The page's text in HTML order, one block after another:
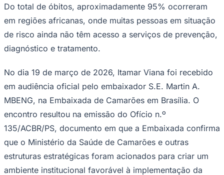
Do total de óbitos, aproximadamente 95% ocorreram
em regiões africanas, onde muitas pessoas em situação
de risco ainda não têm acesso a serviços de prevenção,
diagnóstico e tratamento.
No dia 19 de março de 2026, Itamar Viana foi recebido
em audiência oficial pelo embaixador S.E. Martin A.
MBENG, na Embaixada de Camarões em Brasília. O
encontro resultou na emissão do Ofício n.º
135/ACBR/PS, documento em que a Embaixada confirma
que o Ministério da Saúde de Camarões e outras
estruturas estratégicas foram acionados para criar um
ambiente institucional favorável à implementação da